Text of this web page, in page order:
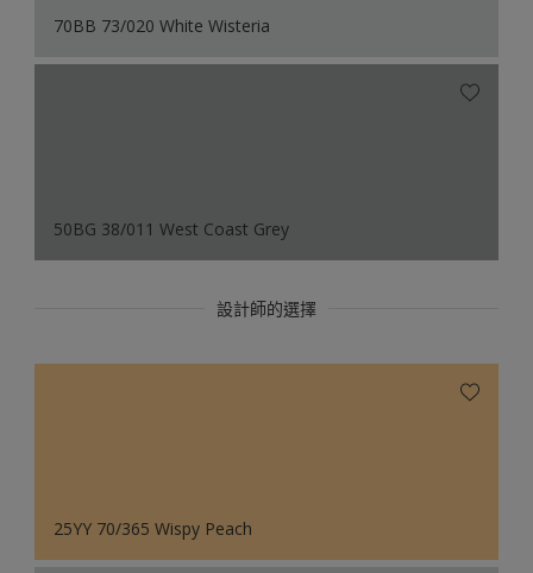
70BB 73/020 White Wisteria
50BG 38/011 West Coast Grey
設計師的選擇
25YY 70/365 Wispy Peach